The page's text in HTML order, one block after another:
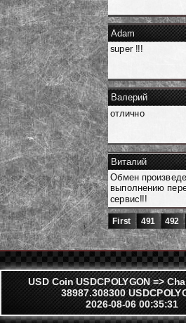
Adam
super !!!
Валерий
отлично
Виталий
Обмен
выполнению
сервис!!!
First 491 492
USD Coin USDCPOLYGON =>
38987.308300
2026-08-06 00:35:31